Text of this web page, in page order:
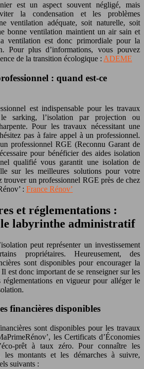
est un aspect souvent négligé, mais
la condensation et les problèmes
ventilation adéquate, soit naturelle, soit
bonne ventilation maintient un air sain et
ventilation est donc primordiale pour la
Pour plus d’informations, vous pouvez
de la transition écologique : ADEME
: quand est-ce
est indispensable pour les travaux
sarking, l’isolation par projection ou
Pour les travaux nécessitant une
pas à faire appel à un professionnel.
professionnel RGE (Reconnu Garant de
pour bénéficier des aides isolation
qualifié vous garantit une isolation de
sur les meilleures solutions pour votre
trouver un professionnel RGE près de chez
: France Rénov’
et réglementations :
labyrinthe administratif
peut représenter un investissement
propriétaires. Heureusement, des
sont disponibles pour encourager la
est donc important de se renseigner sur les
réglementations en vigueur pour alléger le
financières disponibles
sont disponibles pour les travaux
les Certificats d’Économies
prêt à taux zéro. Pour connaître les
les montants et les démarches à suivre,
suivants :